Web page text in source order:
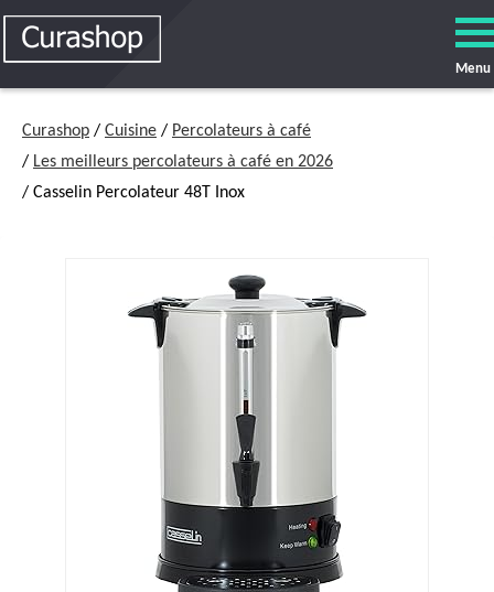
Menu
Curashop / Cuisine / Percolateurs à café
/ Les meilleurs percolateurs à café en 2026
/ Casselin Percolateur 48T Inox